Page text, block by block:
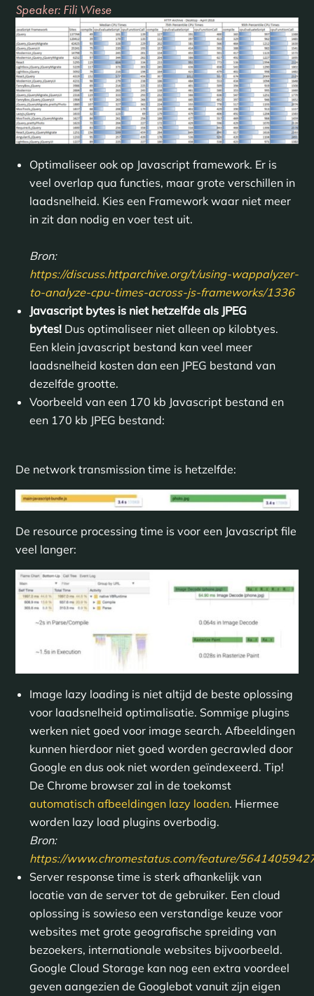
Speaker: Fili Wiese
Optimaliseer ook op Javascript framework. Er is
veel overlap qua functies, maar grote verschillen in
laadsnelheid. Kies een Framework waar niet meer
in zit dan nodig en voer test uit.
Bron:
https://discuss.httparchive.org/t/using-wappalyzer-
to-analyze-cpu-times-across-js-frameworks/1336
Javascript bytes is niet hetzelfde als JPEG
bytes!Dus optimaliseer niet alleen op kilobtyes.
Een klein javascript bestand kan veel meer
laadsnelheid kosten dan een JPEG bestand van
dezelfde grootte.
Voorbeeld van een 170 kb Javascript bestand en
een 170 kb JPEG bestand:
De network transmission time is hetzelfde:
De resource processing time is voor een Javascript file
veel langer:
Image lazy loading is niet altijd de beste oplossing
voor laadsnelheid optimalisatie. Sommige plugins
werken niet goed voor image search. Afbeeldingen
kunnen hierdoor niet goed worden gecrawled door
Google en dus ook niet worden geïndexeerd. Tip!
De Chrome browser zal in de toekomst
automatisch afbeeldingen lazy loaden. Hiermee
worden lazy load plugins overbodig.
Bron:
https://www.chromestatus.com/feature/
Server response time is sterk afhankelijk van
locatie van de server tot de gebruiker. Een cloud
oplossing is sowieso een verstandige keuze voor
websites met grote geografische spreiding van
bezoekers, internationale websites bijvoorbeeld.
Google Cloud Storage kan nog een extra voordeel
geven aangezien de Googlebot vanuit zijn eigen